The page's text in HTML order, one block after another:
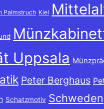
Palmstruch Kiel
Uppsala
Peter Berghaus
Schatzmotiv Schweden